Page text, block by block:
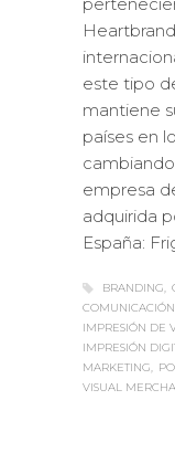
este tipo
mantiene
países en
empresa
adquirida
España:
IMPRESIÓN DE
IMPRESIÓN
MARKETING
VISUAL